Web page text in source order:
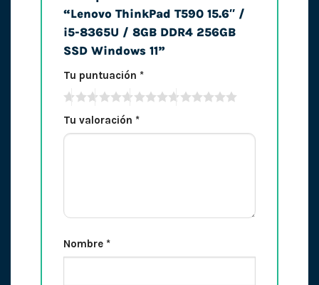
“Lenovo ThinkPad T590 15.6″ /
i5-8365U / 8GB DDR4 256GB
SSD Windows 11”
Tu puntuación *
Tu valoración *
Nombre *